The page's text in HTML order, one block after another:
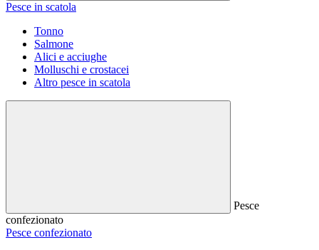
Pesce in scatola
Tonno
Salmone
Alici e acciughe
Molluschi e crostacei
Altro pesce in scatola
Pesce
confezionato
Pesce confezionato